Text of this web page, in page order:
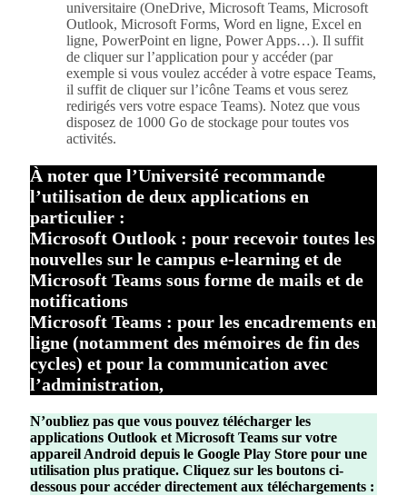
universitaire (OneDrive, Microsoft Teams, Microsoft
Outlook, Microsoft Forms, Word en ligne, Excel en
ligne, PowerPoint en ligne, Power Apps…). Il suffit
de cliquer sur l’application pour y accéder (par
exemple si vous voulez accéder à votre espace Teams,
il suffit de cliquer sur l’icône Teams et vous serez
redirigés vers votre espace Teams). Notez que vous
disposez de 1000 Go de stockage pour toutes vos
activités.
À noter que l’Université recommande
l’utilisation de deux applications en
particulier :
Microsoft Outlook : pour recevoir toutes les
nouvelles sur le campus e-learning et de
Microsoft Teams sous forme de mails et de
notifications
Microsoft Teams : pour les encadrements en
ligne (notamment des mémoires de fin des
cycles) et pour la communication avec
l’administration,
N’oubliez pas que vous pouvez télécharger les
applications Outlook et Microsoft Teams sur votre
appareil Android depuis le Google Play Store pour une
utilisation plus pratique. Cliquez sur les boutons ci-
dessous pour accéder directement aux téléchargements :